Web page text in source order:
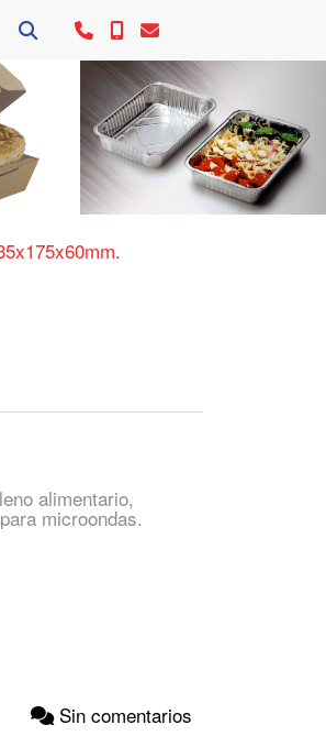
alimentario,
microondas.
Sin comentarios